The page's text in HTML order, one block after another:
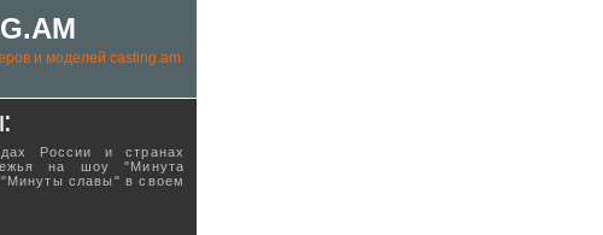
и моделей casting.am
России и странах
на шоу "Минута
славы" в своeм